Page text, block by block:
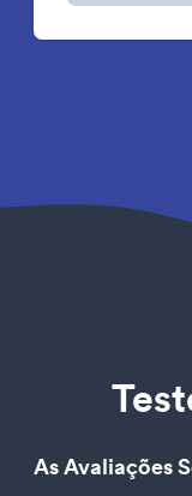
As Avaliações